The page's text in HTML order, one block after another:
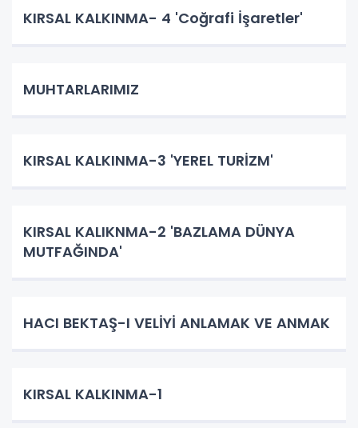
KIRSAL KALKINMA- 4 'Coğrafi İşaretler'
MUHTARLARIMIZ
KIRSAL KALKINMA-3 'YEREL TURİZM'
KIRSAL KALIKNMA-2 'BAZLAMA DÜNYA
MUTFAĞINDA'
HACI BEKTAŞ-I VELİYİ ANLAMAK VE ANMAK
KIRSAL KALKINMA-1